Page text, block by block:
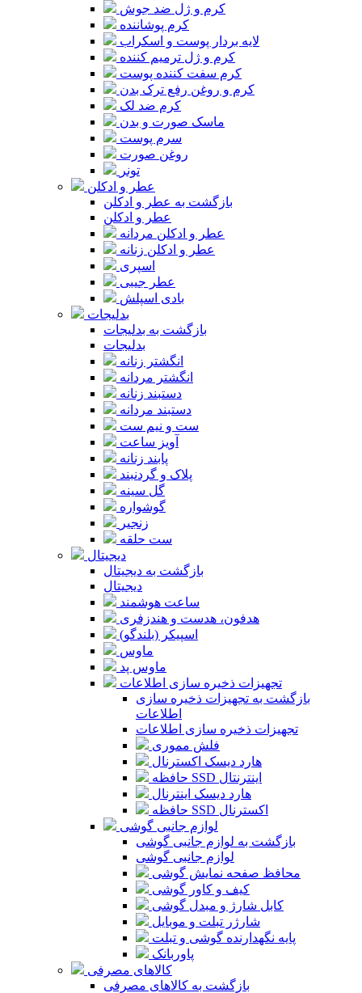
کرم و ژل ضد جوش
کرم پوشاننده
لایه بردار پوست و اسکراب
کرم و ژل ترمیم کننده
کرم سفت کننده پوست
کرم و روغن رفع ترک بدن
کرم ضد لک
ماسک صورت و بدن
سرم پوست
روغن صورت
تونر
عطر و ادکلن
بازگشت به عطر و ادکلن
عطر و ادکلن
عطر و ادکلن مردانه
عطر و ادکلن زنانه
اسپری
عطر جیبی
بادی اسپلش
بدلیجات
بازگشت به بدلیجات
بدلیجات
انگشتر زنانه
انگشتر مردانه
دستبند زنانه
دستبند مردانه
ست و نیم ست
آویز ساعت
پابند زنانه
پلاک و گردنبند
گل سینه
گوشواره
زنجیر
ست حلقه
دیجیتال
بازگشت به دیجیتال
دیجیتال
ساعت هوشمند
هدفون، هدست و هندزفری
اسپیکر (بلندگو)
ماوس
ماوس پد
تجهیزات ذخیره سازی اطلاعات
بازگشت به تجهیزات ذخیره سازی
اطلاعات
تجهیزات ذخیره سازی اطلاعات
فلش مموری
هارد دیسک اکسترنال
حافظه SSD اینترنتال
هارد دیسک اینترنال
حافظه SSD اکسترنال
لوازم جانبی گوشی
بازگشت به لوازم جانبی گوشی
لوازم جانبی گوشی
محافظ صفحه نمایش گوشی
کیف و کاور گوشی
کابل شارژ و مبدل گوشی
شارژر تبلت و موبایل
پایه نگهدارنده گوشی و تبلت
پاوربانک
کالاهای مصرفی
بازگشت به کالاهای مصرفی